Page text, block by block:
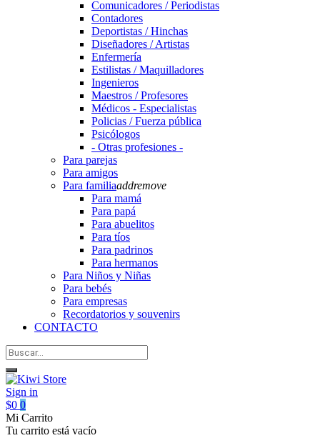
Comunicadores / Periodistas
Contadores
Deportistas / Hinchas
Diseñadores / Artistas
Enfermería
Estilistas / Maquilladores
Ingenieros
Maestros / Profesores
Médicos - Especialistas
Policias / Fuerza pública
Psicólogos
- Otras profesiones -
Para parejas
Para amigos
Para familiaaddremove
Para mamá
Para papá
Para abuelitos
Para tíos
Para padrinos
Para hermanos
Para Niños y Niñas
Para bebés
Para empresas
Recordatorios y souvenirs
CONTACTO
Sign in
$0 0
Mi Carrito
Tu carrito está vacío